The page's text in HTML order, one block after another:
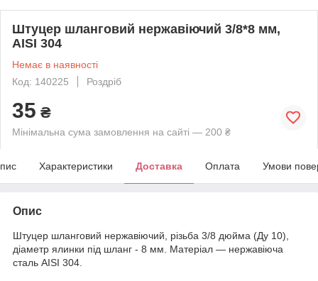
Штуцер шланговий нержавіючий 3/8*8 мм,
AISI 304
Немає в наявності
Код: 140225
Роздріб
35 ₴
Мінімальна сума замовлення на сайті — 200 ₴
Характеристики Доставка Оплата Умови
Опис
Штуцер шланговий нержавіючий, різьба 3/8 дюйма (Ду 10),
діаметр ялинки під шланг - 8 мм. Матеріал — нержавіюча
сталь AISI 304.